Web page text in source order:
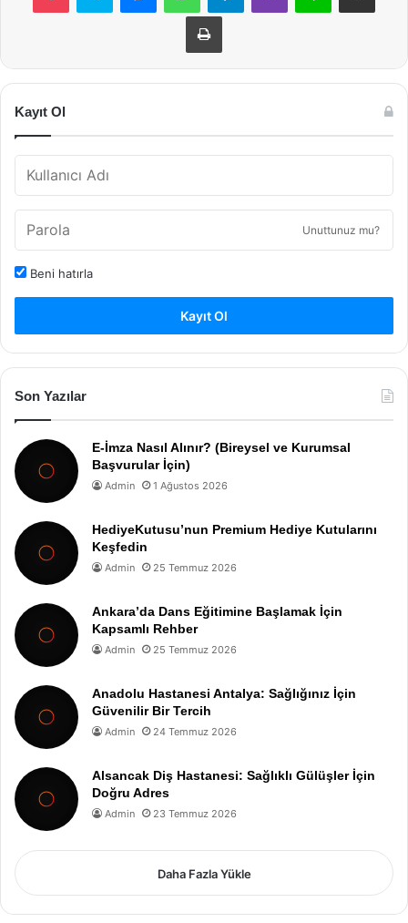
Yazdır
Kayıt Ol
Unuttunuz mu?
Beni hatırla
Kayıt Ol
Son Yazılar
E-İmza Nasıl Alınır? (Bireysel ve Kurumsal
Başvurular İçin)
Admin 1 Ağustos 2026
HediyeKutusu’nun Premium Hediye Kutularını
Keşfedin
Admin 25 Temmuz 2026
Ankara’da Dans Eğitimine Başlamak İçin
Kapsamlı Rehber
Admin 25 Temmuz 2026
Anadolu Hastanesi Antalya: Sağlığınız İçin
Güvenilir Bir Tercih
Admin 24 Temmuz 2026
Alsancak Diş Hastanesi: Sağlıklı Gülüşler İçin
Doğru Adres
Admin 23 Temmuz 2026
Daha Fazla Yükle